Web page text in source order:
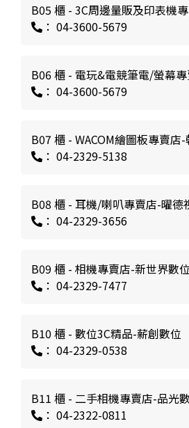
B05 櫃 - 3C周邊量販及印表機
： 04-3600-5679
B06 櫃 - 電玩&電競筆電/螢幕
： 04-3600-5679
B07 櫃 - WACOM繪圖板專賣店
： 04-2329-5138
B08 櫃 - 耳機/喇叭專賣店-曜德
： 04-2329-3656
B09 櫃 - 相機專賣店-新世界數
： 04-2329-7477
B10 櫃 - 數位3C精品-薪創數位
： 04-2329-0538
B11 櫃 - 二手相機專賣店-品光
： 04-2322-0811